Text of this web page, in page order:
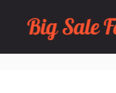
Skip
to